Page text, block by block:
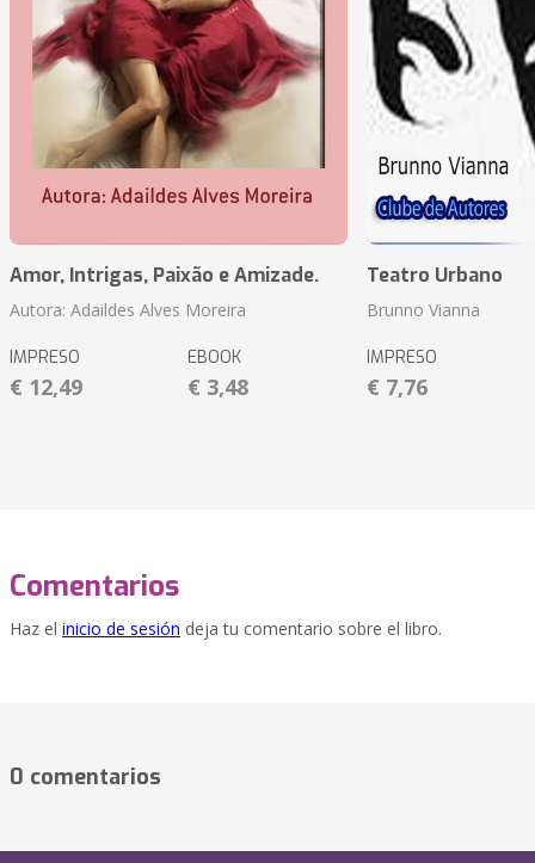
Amor, Intrigas, Paixão e Amizade.
Autora: Adaildes Alves Moreira
IMPRESO
€ 12,49
EBOOK
€ 3,48
Teatro Urbano
Brunno Vianna
IMPRESO
€ 7,76
Comentarios
Haz el inicio de sesión deja tu comentario sobre el libro.
0 comentarios